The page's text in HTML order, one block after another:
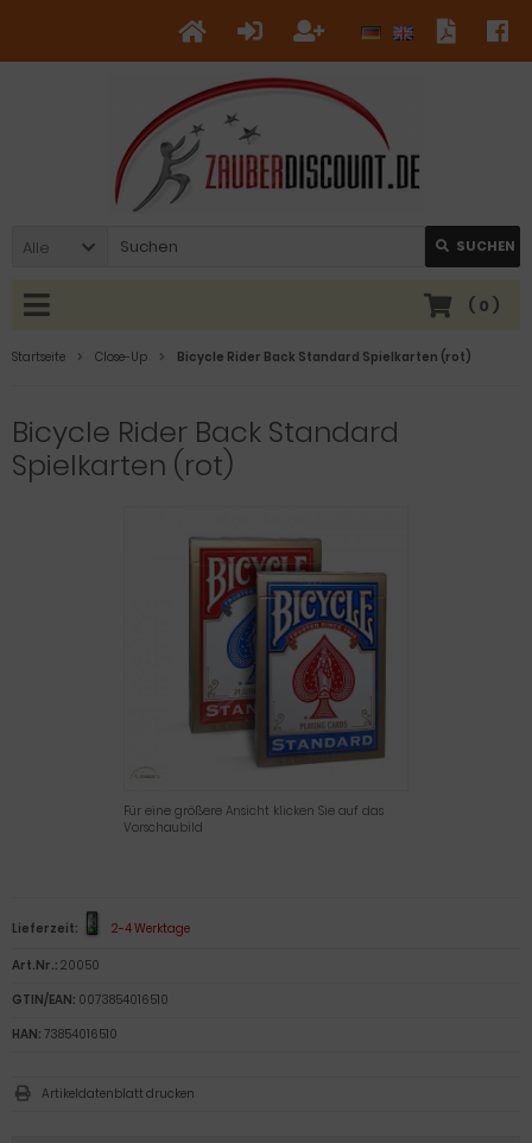
Alle SUCHEN
( 0 )
Startseite Close-Up Bicycle Rider Back Standard Spielkarten (rot)
Bicycle Rider Back Standard
Spielkarten (rot)
Für eine größere Ansicht klicken Sie auf das
Vorschaubild
Lieferzeit: 2-4 Werktage
Art.Nr.: 20050
GTIN/EAN: 0073854016510
HAN: 73854016510
Artikeldatenblatt drucken